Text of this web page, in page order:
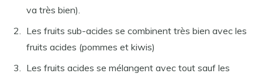
va très bien).
Les fruits sub-acides se combinent très bien avec les
fruits acides (pommes et kiwis)
Les fruits acides se mélangent avec tout sauf les